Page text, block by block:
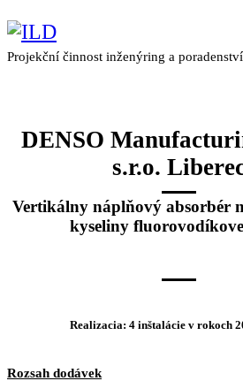
Projekční činnost inženýring a poradenství
DENSO
s.r.o.
Vertikálny náplňový absorbér
kyseliny
Realizacia: 4 inštalácie v rokoch
Rozsah dodávek